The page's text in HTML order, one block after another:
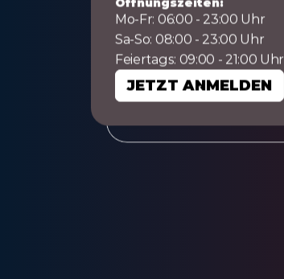
Mo-Fr: 06:00 - 23:00 Uhr
Sa-So: 08:00 - 23:00 Uhr
Feiertags: 09:00 - 21:00 Uhr
JETZT ANMELDEN
JETZT ANMELDEN